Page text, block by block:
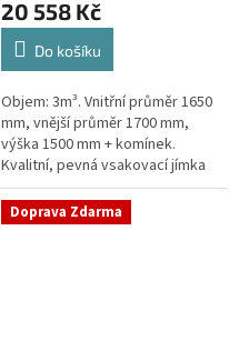
20 558 Kč
Do košíku
Objem: 3m³. Vnitřní průměr 1650
mm, vnější průměr 1700 mm,
výška 1500 mm + komínek.
Kvalitní, pevná vsakovací jímka
(nádrž) bez potřeby
obetonování Průměr přítoku a
odtoku +...
Doprava Zdarma